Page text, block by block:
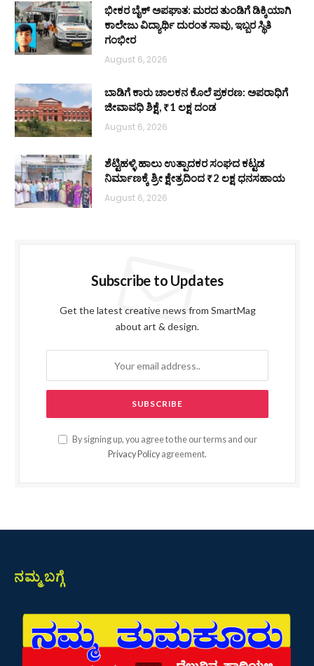
ಭೀಕರ ಬೈಕ್ ಅಪಘಾತ: ಮರದ ತುಂಡಿಗೆ ಡಿಕ್ಕಿಯಾಗಿ
ಕಾಲೇಜು ವಿದ್ಯಾರ್ಥಿ ದುರಂತ ಸಾವು, ಇಬ್ಬರ ಸ್ಥಿತಿ
ಗಂಭೀರ
August 6, 2026
ಬಾಡಿಗೆ ಕಾರು ಚಾಲಕನ ಕೊಲೆ ಪ್ರಕರಣ: ಅಪರಾಧಿಗೆ
ಜೀವಾವಧಿ ಶಿಕ್ಷೆ, ₹1 ಲಕ್ಷ ದಂಡ
August 6, 2026
ಶೆಟ್ಟಿಹಳ್ಳಿ ಹಾಲು ಉತ್ಪಾದಕರ ಸಂಘದ ಕಟ್ಟಡ
ನಿರ್ಮಾಣಕ್ಕೆ ಶ್ರೀ ಕ್ಷೇತ್ರದಿಂದ ₹2 ಲಕ್ಷ ಧನಸಹಾಯ
August 6, 2026
Subscribe to Updates
Get the latest creative news from SmartMag
about art & design.
By signing up, you agree to the our terms and our
Privacy Policy agreement.
ನಮ್ಮ ಬಗ್ಗೆ